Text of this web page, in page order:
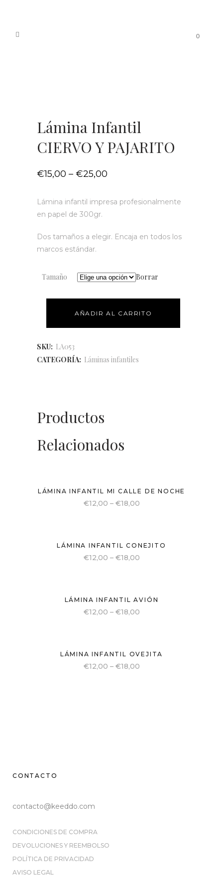
0
Lámina Infantil
CIERVO Y PAJARITO
€15,00 – €25,00
Lámina infantil impresa profesionalmente
en papel de 300gr.
Dos tamaños a elegir. Encaja en todos los
marcos estándar.
Tamaño Borrar
AÑADIR AL CARRITO
SKU: LA053
CATEGORÍA: Láminas infantiles
Productos
Relacionados
LÁMINA INFANTIL MI CALLE DE NOCHE
€12,00 – €18,00
LÁMINA INFANTIL CONEJITO
€12,00 – €18,00
LÁMINA INFANTIL AVIÓN
€12,00 – €18,00
LÁMINA INFANTIL OVEJITA
€12,00 – €18,00
CONTACTO
contacto@keeddo.com
CONDICIONES DE COMPRA
DEVOLUCIONES Y REEMBOLSO
POLÍTICA DE PRIVACIDAD
AVISO LEGAL